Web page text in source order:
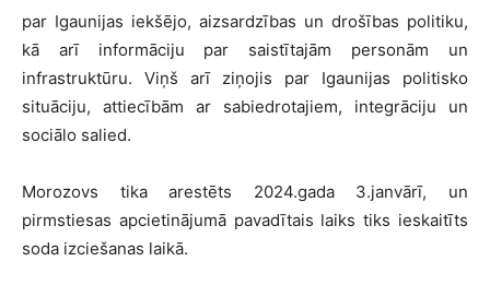
par Igaunijas iekšējo, aizsardzības un drošības politiku,
kā arī informāciju par saistītajām personām un
infrastruktūru. Viņš arī ziņojis par Igaunijas politisko
situāciju, attiecībām ar sabiedrotajiem, integrāciju un
sociālo salied.
Morozovs tika arestēts 2024.gada 3.janvārī, un
pirmstiesas apcietinājumā pavadītais laiks tiks ieskaitīts
soda izciešanas laikā.